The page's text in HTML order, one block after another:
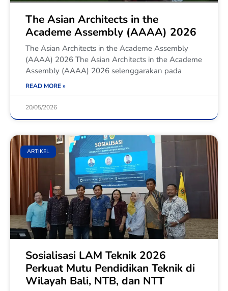
The Asian Architects in the
Academe Assembly (AAAA) 2026
The Asian Architects in the Academe Assembly
(AAAA) 2026 The Asian Architects in the Academe
Assembly (AAAA) 2026 selenggarakan pada
READ MORE »
20/05/2026
ARTIKEL
Sosialisasi LAM Teknik 2026
Perkuat Mutu Pendidikan Teknik di
Wilayah Bali, NTB, dan NTT